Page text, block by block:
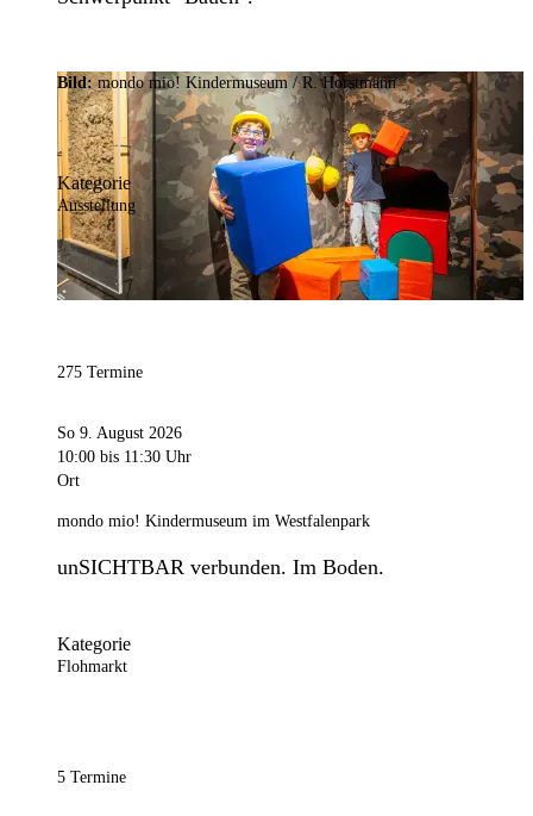
Bild:mondo mio! Kindermuseum / R. Horstmann
Kategorie
Ausstellung
275 Termine
So 9. August 2026
10:00 bis 11:30 Uhr
Ort
mondo mio! Kindermuseum im Westfalenpark
unSICHTBAR verbunden. Im Boden.
Kategorie
Flohmarkt
5 Termine